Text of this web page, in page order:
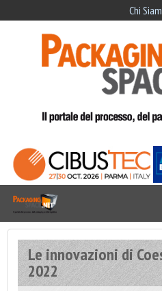
Chi
Le innovazioni di
2022